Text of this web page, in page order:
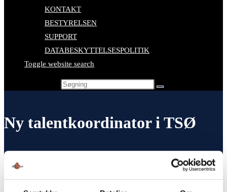
KONTAKT
BESTYRELSEN
SUPPORT
DATABESKYTTELSESPOLITIK
Toggle website search
Ny talentkoordinator i TSØ
Ny talentkoordinator i TSØ